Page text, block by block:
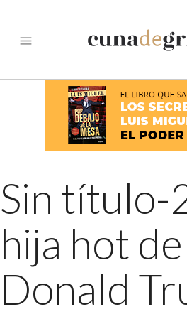
menu
Sin título-
hija hot de
Donald